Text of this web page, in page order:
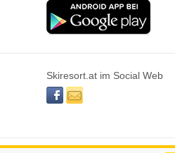
Skiresort.at im Social Web
facebooknewsletter